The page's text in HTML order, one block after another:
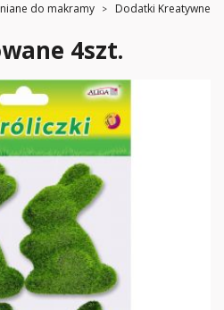
do makramy Dodatki Kreatywne
4szt.